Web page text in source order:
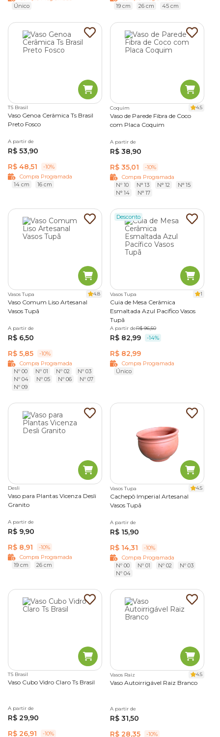
Único
19 cm
26 cm 45 cm
TS Brasil
Vaso Genoa Cerâmica Ts Brasil
Preto Fosco
A partir de
R$ 53,90
R$ 48,51
-10%
Compra Programada
14 cm
16 cm
Coquim 4.5
Vaso de Parede Fibra de Coco
com Placa Coquim
A partir de
R$ 38,90
R$ 35,01
-10%
Compra Programada
Nº 10
N° 13 N° 12
N° 15
N° 14
N° 17
Vasos Tupa 4.8
Vaso Comum Liso Artesanal
Vasos Tupã
A partir de
R$ 6,50
R$ 5,85
-10%
Compra Programada
Nº 00
Nº 01 Nº 02
Nº 03
Nº 04
Nº 05 Nº 06
Nº 07
Nº 09
Desconto
Vasos Tupa 1
Cuia de Mesa Cerâmica
Esmaltada Azul Pacífico Vasos
Tupã
A partir deR$ 96,50
R$ 82,99 -14%
R$ 82,99
Compra Programada
Único
Desli
Vaso para Plantas Vicenza Desli
Granito
A partir de
R$ 9,90
R$ 8,91
-10%
Compra Programada
19 cm
26 cm
Vasos Tupa 4.5
Cachepô Imperial Artesanal
Vasos Tupã
A partir de
R$ 15,90
R$ 14,31
-10%
Compra Programada
Nº 00
Nº 01 Nº 02
Nº 03
Nº 04
TS Brasil
Vaso Cubo Vidro Claro Ts Brasil
A partir de
R$ 29,90
R$ 26,91
-10%
Vasos Raiz 4.5
Vaso Autoirrigável Raiz Branco
A partir de
R$ 31,50
R$ 28,35
-10%